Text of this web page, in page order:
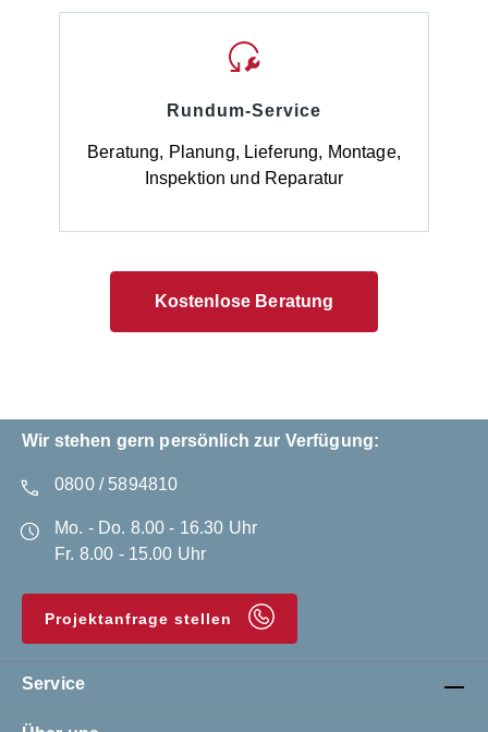
Rundum-Service
Beratung, Planung, Lieferung, Montage,
Inspektion und Reparatur
Kostenlose Beratung
Wir stehen gern persönlich zur Verfügung:
0800 / 5894810
Mo. - Do. 8.00 - 16.30 Uhr
Fr. 8.00 - 15.00 Uhr
Projektanfrage stellen
Service